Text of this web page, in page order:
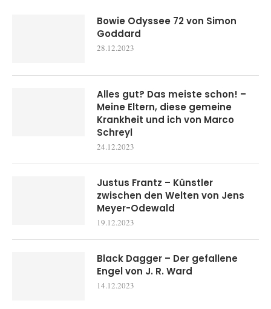
Bowie Odyssee 72 von Simon
Goddard
28.12.2023
Alles gut? Das meiste schon! –
Meine Eltern, diese gemeine
Krankheit und ich von Marco
Schreyl
24.12.2023
Justus Frantz – Künstler
zwischen den Welten von Jens
Meyer-Odewald
19.12.2023
Black Dagger – Der gefallene
Engel von J. R. Ward
14.12.2023